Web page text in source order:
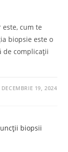
cum te
biopsie este o
de complicații
DECEMBRIE 19, 2024